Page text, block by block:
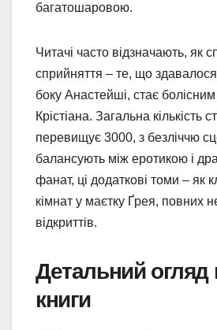
багатошаровою.
Читачі часто відзначають, як
сприйняття – те, що
боку Анастейші, стає
Крістіана. Загальна кількість
перевищує 3000, з безліччю
балансують між еротикою і
фанат, ці додаткові томи – як
кімнат у маєтку Ґрея, повних
відкриттів.
Детальний огляд
книги